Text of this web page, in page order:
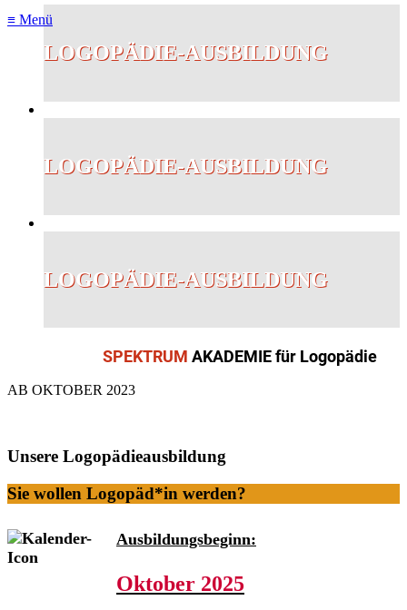
≡ Menü
LOGOPÄDIE-AUSBILDUNG
LOGOPÄDIE-AUSBILDUNG
LOGOPÄDIE-AUSBILDUNG
SPEKTRUM AKADEMIE für Logopädie
AB OKTOBER 2023
Unsere Logopädieausbildung
Sie wollen Logopäd*in werden?
Ausbildungsbeginn:
Oktober 2025